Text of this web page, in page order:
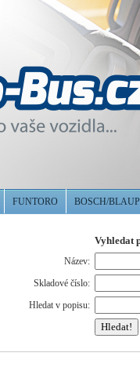
FUNTORO BOSCH/
Vyhledat
Název:
Skladové číslo:
Hledat v popisu: